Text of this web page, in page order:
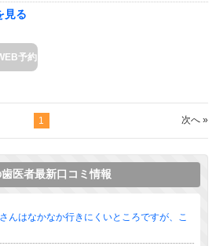
見る
予約
1 次へ »
歯医者最新口コミ情報
んはなかなか行きにくいところですが、こ